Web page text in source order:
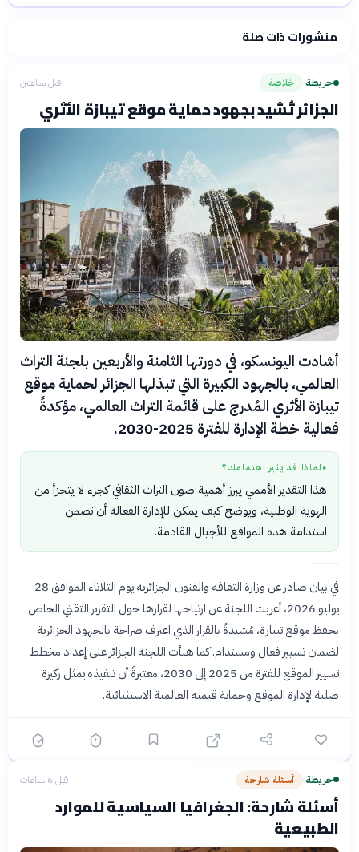
فلسفتنا المعرفية· سياسة الذكاء الاصطناعيمنشورات ذات صلة
خريطة› خلاصة قبل ساعتين
الجزائر تُشيد بجهود حماية موقع تيبازة الأثري
أشادت اليونسكو، في دورتها الثامنة والأربعين بلجنة التراث
العالمي، بالجهود الكبيرة التي تبذلها الجزائر لحماية موقع
تيبازة الأثري المُدرج على قائمة التراث العالمي، مؤكدةً
فعالية خطة الإدارة للفترة 2025-2030.
● لماذا قد يثير اهتمامك؟
هذا التقدير الأممي يبرز أهمية صون التراث الثقافي كجزء لا يتجزأ من
الهوية الوطنية، ويوضح كيف يمكن للإدارة الفعالة أن تضمن
استدامة هذه المواقع للأجيال القادمة.
في بيان صادر عن وزارة الثقافة والفنون الجزائرية يوم الثلاثاء الموافق 28
يوليو 2026، أعربت اللجنة عن ارتياحها لقرارها حول التقرير التقني الخاص
بحفظ موقع تيبازة، مُشيدةً بالقرار الذي اعترف صراحة بالجهود الجزائرية
لضمان تسيير فعال ومستدام. كما هنأت اللجنة الجزائر على إعداد مخطط
تسيير الموقع للفترة من 2025 إلى 2030، معتبرةً أن تنفيذه يمثل ركيزة
صلبة لإدارة الموقع وحماية قيمته العالمية الاستثنائية.
خريطة› أسئلة شارحة قبل 6 ساعات
أسئلة شارحة: الجغرافيا السياسية للموارد
الطبيعية